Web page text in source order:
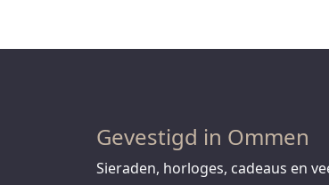
Gevestigd in Ommen
Sieraden, horloges, cadeaus en